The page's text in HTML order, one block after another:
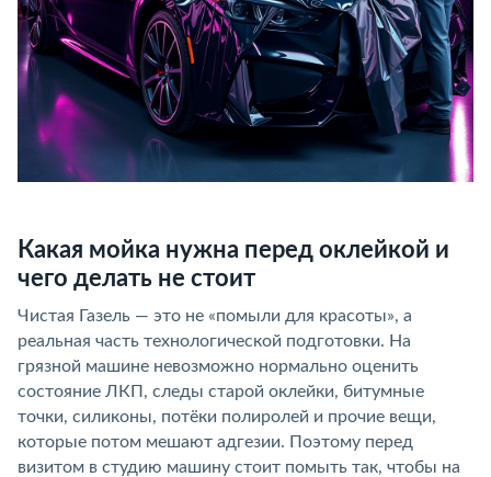
Какая мойка нужна перед оклейкой и
чего делать не стоит
Чистая Газель — это не «помыли для красоты», а
реальная часть технологической подготовки. На
грязной машине невозможно нормально оценить
состояние ЛКП, следы старой оклейки, битумные
точки, силиконы, потёки полиролей и прочие вещи,
которые потом мешают адгезии. Поэтому перед
визитом в студию машину стоит помыть так, чтобы на